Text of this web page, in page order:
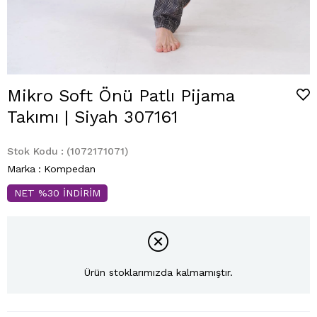
Mikro Soft Önü Patlı Pijama
Takımı | Siyah 307161
Stok Kodu
(1072171071)
Marka : Kompedan
NET %30 İNDİRİM
Ürün stoklarımızda kalmamıştır.